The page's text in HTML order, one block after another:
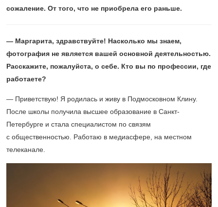
сожаление. От того, что не приобрела его раньше.
— Маргарита, здравствуйте! Насколько мы знаем,
фотография не является вашей основной деятельностью.
Расскажите, пожалуйста, о себе. Кто вы по профессии, где
работаете?
— Приветствую! Я родилась и живу в Подмосковном Клину.
После школы получила высшее образование в Санкт-
Петербурге и стала специалистом по связям
с общественностью. Работаю в медиасфере, на местном
телеканале.